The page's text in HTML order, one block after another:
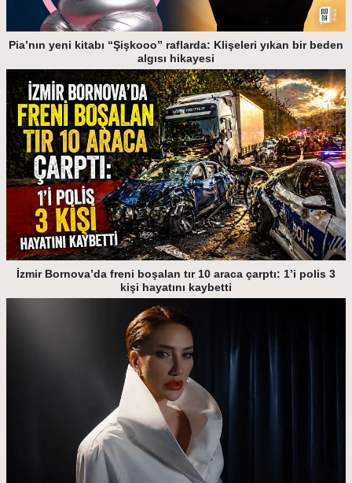
Pia’nın yeni kitabı “Şişkooo” raflarda: Klişeleri yıkan bir beden
algısı hikayesi
İzmir Bornova’da freni boşalan tır 10 araca çarptı: 1’i polis 3
kişi hayatını kaybetti